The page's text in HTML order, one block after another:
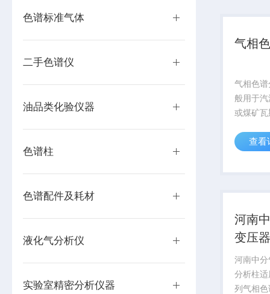
色谱标准气体
二手色谱仪
油品类化验仪器
色谱柱
色谱配件及耗材
液化气分析仪
实验室精密分析仪器
气相
气相色
般用于
或煤矿
质的污染
查看
河南
变压
河南中
分析柱
列气相